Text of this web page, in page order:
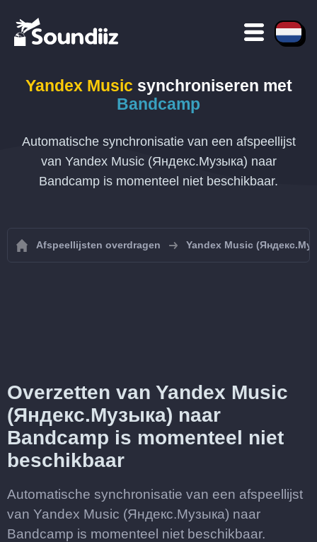
Yandex Music synchroniseren met
Bandcamp
Automatische synchronisatie van een afspeellijst
van Yandex Music (Яндекс.Музыка) naar
Bandcamp is momenteel niet beschikbaar.
Afspeellijsten overdragen Yandex Music
Overzetten van Yandex Music
(Яндекс.Музыка) naar
Bandcamp is momenteel niet
beschikbaar
Automatische synchronisatie van een afspeellijst
van Yandex Music (Яндекс.Музыка) naar
Bandcamp is momenteel niet beschikbaar.